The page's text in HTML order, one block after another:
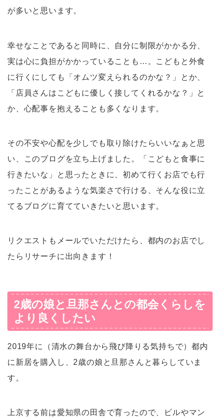
が多いと思います。
幸せなことであると同時に、自分に制限がかかる分、
実は心に負担がかかっていることも…。こどもと外食
に行くにしても「オムツ変えられるのかな？」とか、
「店員さんはこどもに優しく接してくれるかな？」と
か、心配事を抱えることも多くなります。
その不安や心配を少しでも取り除けたらいいなぁと思
い、このブログを立ち上げました。「こどもと食事に
行きたいな」と思ったときに、初めて行くお店でも行
ったことがあるような気楽さで行ける、そんな役に立
てるブログに育てていきたいと思います。
リクエストもメールでいただけたら、都内のお店でし
たらリサーチに出向きます！
2歳の娘と旦那さんとの都会くらしを
より良くしたい
2019年に（清水の舞台から飛び降りる気持ちで）都内
に新居を購入し、2歳の娘と旦那さんと暮らしていま
す。
上京する前は愛知県の田舎で育ったので、ビルやマン